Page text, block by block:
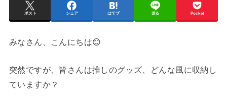
ポスト シェア はてブ 送る Pocket
みなさん、こんにちは😊
突然ですが、皆さんは推しのグッズ、どんな風に収納し
ていますか？